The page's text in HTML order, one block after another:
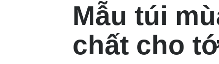
Mẫu túi
chất cho